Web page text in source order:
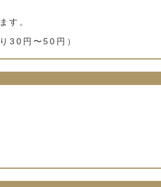
す。
30円〜50円）